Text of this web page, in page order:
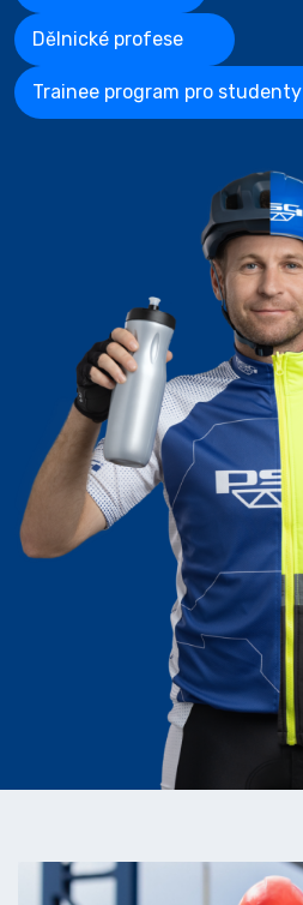
Dělnické profese
Trainee program pro studenty